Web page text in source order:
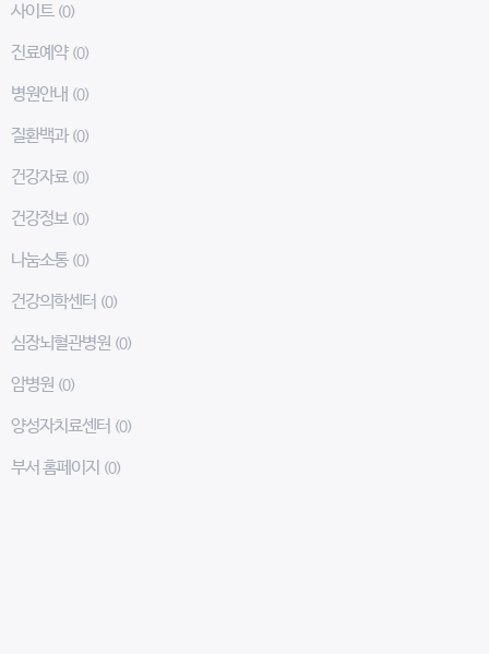
사이트 (0)
진료예약 (0)
병원안내 (0)
질환백과 (0)
건강자료 (0)
건강정보 (0)
나눔소통 (0)
건강의학센터 (0)
심장뇌혈관병원 (0)
암병원 (0)
양성자치료센터 (0)
부서 홈페이지 (0)